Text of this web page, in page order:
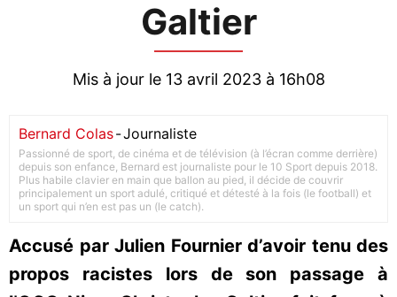
Galtier
Mis à jour le 13 avril 2023 à 16h08
Bernard Colas-Journaliste
Passionné de sport, de cinéma et de télévision (à l’écran comme derrière)
depuis son enfance, Bernard est journaliste pour le 10 Sport depuis 2018.
Plus habile clavier en main que ballon au pied, il décide de couvrir
principalement un sport adulé, critiqué et détesté à la fois (le football) et
un sport qui n’en est pas un (le catch).
Accusé par Julien Fournier d’avoir tenu des
propos racistes lors de son passage à